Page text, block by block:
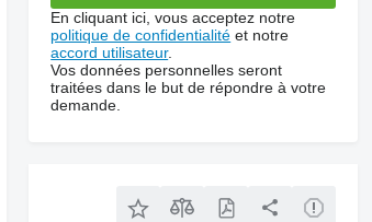
En cliquant ici, vous acceptez notre
politique de confidentialité et notre
accord utilisateur.
Vos données personnelles seront
traitées dans le but de répondre à votre
demande.